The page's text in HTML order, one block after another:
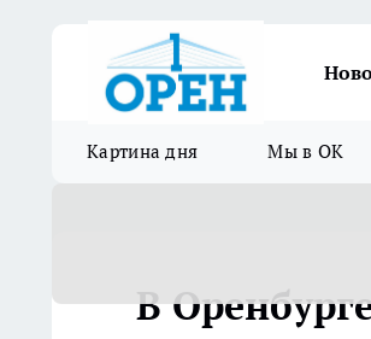
Картина дня Мы в ОК
В